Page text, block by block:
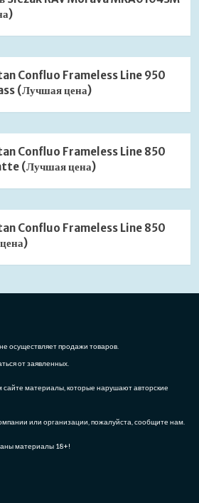
Confluo Frameless Line 950
(Лучшая цена)
Confluo Frameless Line 850
(Лучшая цена)
Confluo Frameless Line 850
осуществляет продажи товаров.
от заявленных.
материалы, которые нарушают авторские
или организации, пожалуйста, сообщите нам.
материалы 18+!